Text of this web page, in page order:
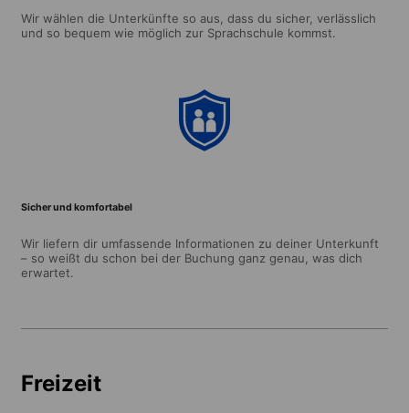
Wir wählen die Unterkünfte so aus, dass du sicher, verlässlich
und so bequem wie möglich zur Sprachschule kommst.
Sicher und komfortabel
Wir liefern dir umfassende Informationen zu deiner Unterkunft
– so weißt du schon bei der Buchung ganz genau, was dich
erwartet.
Freizeit